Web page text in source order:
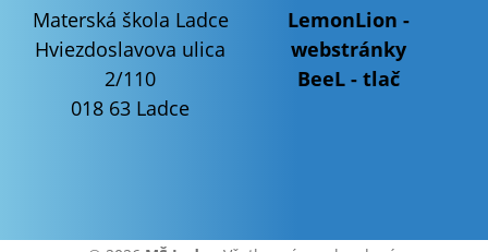
Materská škola Ladce
Hviezdoslavova ulica
2/110
018 63 Ladce
LemonLion -
webstránky
BeeL - tlač